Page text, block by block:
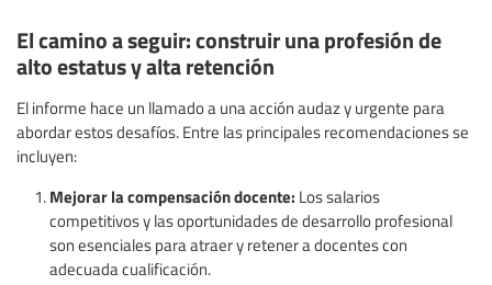
El camino a seguir: construir una profesión de
alto estatus y alta retención
El informe hace un llamado a una acción audaz y urgente para
abordar estos desafíos. Entre las principales recomendaciones se
incluyen:
Mejorar la compensación docente: Los salarios
competitivos y las oportunidades de desarrollo profesional
son esenciales para atraer y retener a docentes con
adecuada cualificación.